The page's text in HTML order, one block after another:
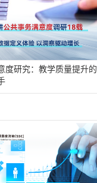
度研究：教学质量提升的